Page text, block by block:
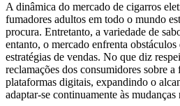
A dinâmica do mercado de cigarros
fumadores adultos em todo o mundo
procura. Entretanto, a variedade de
entanto, o mercado enfrenta
estratégias de vendas. No que diz
reclamações dos consumidores sobre
plataformas digitais, expandindo o
adaptar-se continuamente às